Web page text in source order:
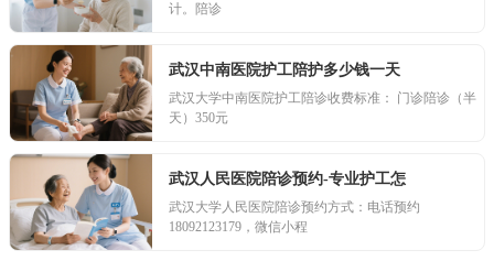
计。陪诊
武汉中南医院护工陪护多少钱一天
武汉大学中南医院护工陪诊收费标准： 门诊陪诊（半
天）350元
武汉人民医院陪诊预约-专业护工怎
武汉大学人民医院陪诊预约方式：电话预约
18092123179，微信小程